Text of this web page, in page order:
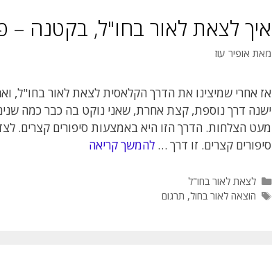
איך לצאת לאור בחו"ל, בקטנה –
מאת אופיר עוז
אז אחרי שמיצינו את הדרך הקלאסית לצאת לאור בחו"ל,
ישנה דרך נוספת, קצת אחרת, שאני נוקט בה כבר כמה
מעט הצלחות. הדרך הזו היא באמצעות סיפורים קצרים.
סיפורים קצרים. זו דרך … להמשך קריאה
קטגוריות
לצאת לאור בחו"ל
תגיות
הוצאה לאור בחול, תרגום